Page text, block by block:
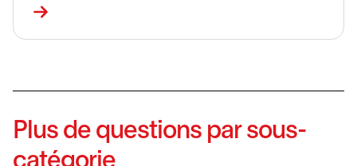
Plus de questions par sous-